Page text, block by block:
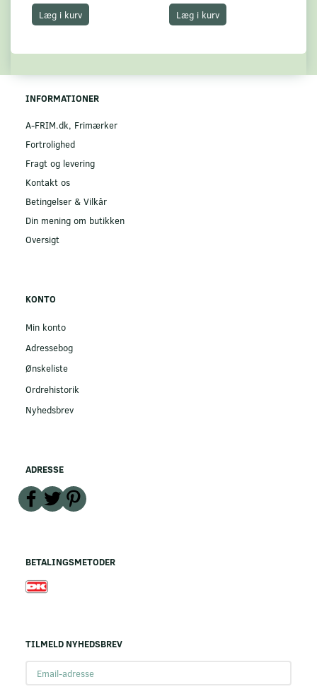
Læg i kurv Læg i kurv
INFORMATIONER
A-FRIM.dk, Frimærker
Fortrolighed
Fragt og levering
Kontakt os
Betingelser & Vilkår
Din mening om butikken
Oversigt
KONTO
Min konto
Adressebog
Ønskeliste
Ordrehistorik
Nyhedsbrev
ADRESSE
BETALINGSMETODER
TILMELD NYHEDSBREV
adresse